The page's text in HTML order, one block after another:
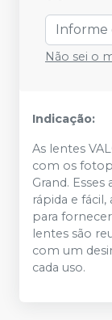
Não sei o
Indicação:
As lentes
com os
Grand.
rápida e
para
lentes são
com um
cada uso.